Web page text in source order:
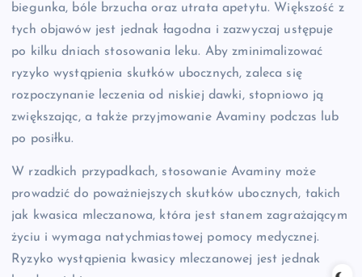
biegunka, bóle brzucha oraz utrata apetytu. Większość z
tych objawów jest jednak łagodna i zazwyczaj ustępuje
po kilku dniach stosowania leku. Aby zminimalizować
ryzyko wystąpienia skutków ubocznych, zaleca się
rozpoczynanie leczenia od niskiej dawki, stopniowo ją
zwiększając, a także przyjmowanie Avaminy podczas lub
po posiłku.
W rzadkich przypadkach, stosowanie Avaminy może
prowadzić do poważniejszych skutków ubocznych, takich
jak kwasica mleczanowa, która jest stanem zagrażającym
życiu i wymaga natychmiastowej pomocy medycznej.
Ryzyko wystąpienia kwasicy mleczanowej jest jednak